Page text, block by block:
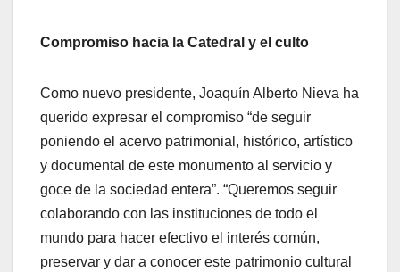
Compromiso hacia la Catedral y el culto
Como nuevo presidente, Joaquín Alberto Nieva ha
querido expresar el compromiso “de seguir
poniendo el acervo patrimonial, histórico, artístico
y documental de este monumento al servicio y
goce de la sociedad entera”. “Queremos seguir
colaborando con las instituciones de todo el
mundo para hacer efectivo el interés común,
preservar y dar a conocer este patrimonio cultural